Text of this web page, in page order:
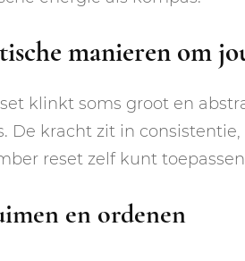
manieren om
klinkt soms groot en
De kracht zit in
reset zelf kunt
en ordenen